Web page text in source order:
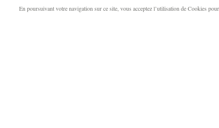
En poursuivant votre navigation sur ce site, vous acceptez l’utilisation de Cookies